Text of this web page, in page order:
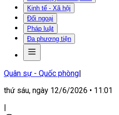
Kinh tế - Xã hội
Đối ngoại
Pháp luật
Đa phương tiện
Quân sự - Quốc phòng|
thứ sáu, ngày 12/6/2026 • 11:01
|